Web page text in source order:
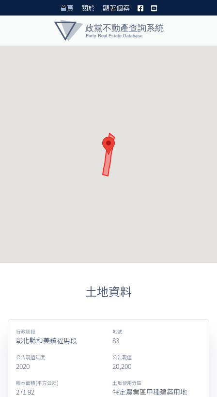
首頁 關於 顯著個案
土地資料
行政區段
彰化縣和美鎮福馬段
地號
83
公告現值年度
2020
公告現值
20,200
謄本面積(平方公尺)
271.92
土地使用分區
特定農業區甲種建築用地